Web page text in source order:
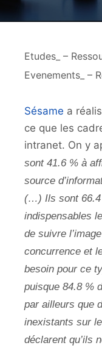
Etudes_ –
Evenements_ –
Sésame a
ce que les
intranet. On y
sont 41.6 % à
source
(…) Ils sont 66.4
indispensables
de suivre
concurrence et
besoin pour ce
puisque 84.8 %
par ailleurs que
inexistants sur
déclarent qu’ils